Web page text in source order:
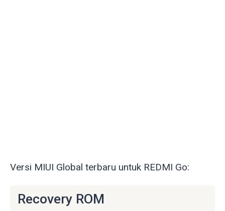
Versi MIUI Global terbaru untuk REDMI Go:
Recovery ROM